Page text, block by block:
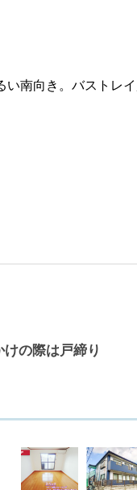
い南向き。バストレ
の際は戸締り